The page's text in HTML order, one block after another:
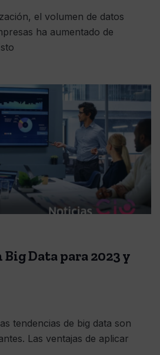
el volumen de datos
ha aumentado de
Data para 2023 y
tendencias de big data son
Las ventajas de aplicar